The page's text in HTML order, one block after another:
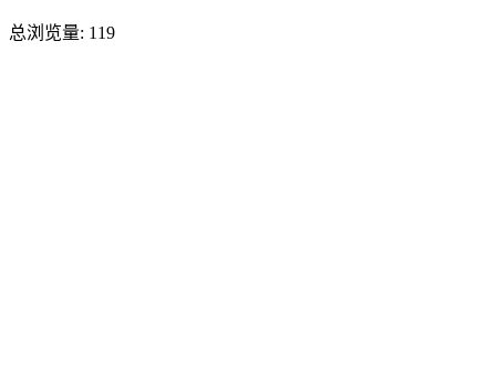
总浏览量: 119